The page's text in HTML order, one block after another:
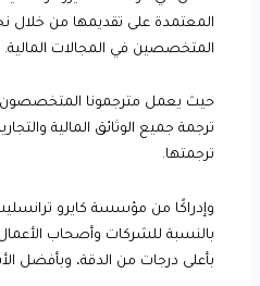
المعتمدة على تقديمها من خلال
المتخصصين في المجالات المالية.
حيث يعمل مترجمونا
ترجمة جميع الوثائق المالية
ترجمتها.
وإدراكًا من مؤسسة كايرو
بالنسبة للشركات وأصحاب
بأعلى درجات من الدقة، وبأفضل